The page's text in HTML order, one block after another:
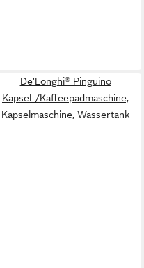
De'Longhi® Pinguino
Kapsel-/Kaffeepadmaschine,
Kapselmaschine, Wassertank